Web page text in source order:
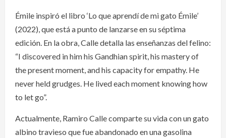
Émile inspiró el libro ‘Lo que aprendí de mi gato Émile’
(2022), que está a punto de lanzarse en su séptima
edición. En la obra, Calle detalla las enseñanzas del felino:
“I discovered in him his Gandhian spirit, his mastery of
the present moment, and his capacity for empathy. He
never held grudges. He lived each moment knowing how
to let go”.
Actualmente, Ramiro Calle comparte su vida con un gato
albino travieso que fue abandonado en una gasolina